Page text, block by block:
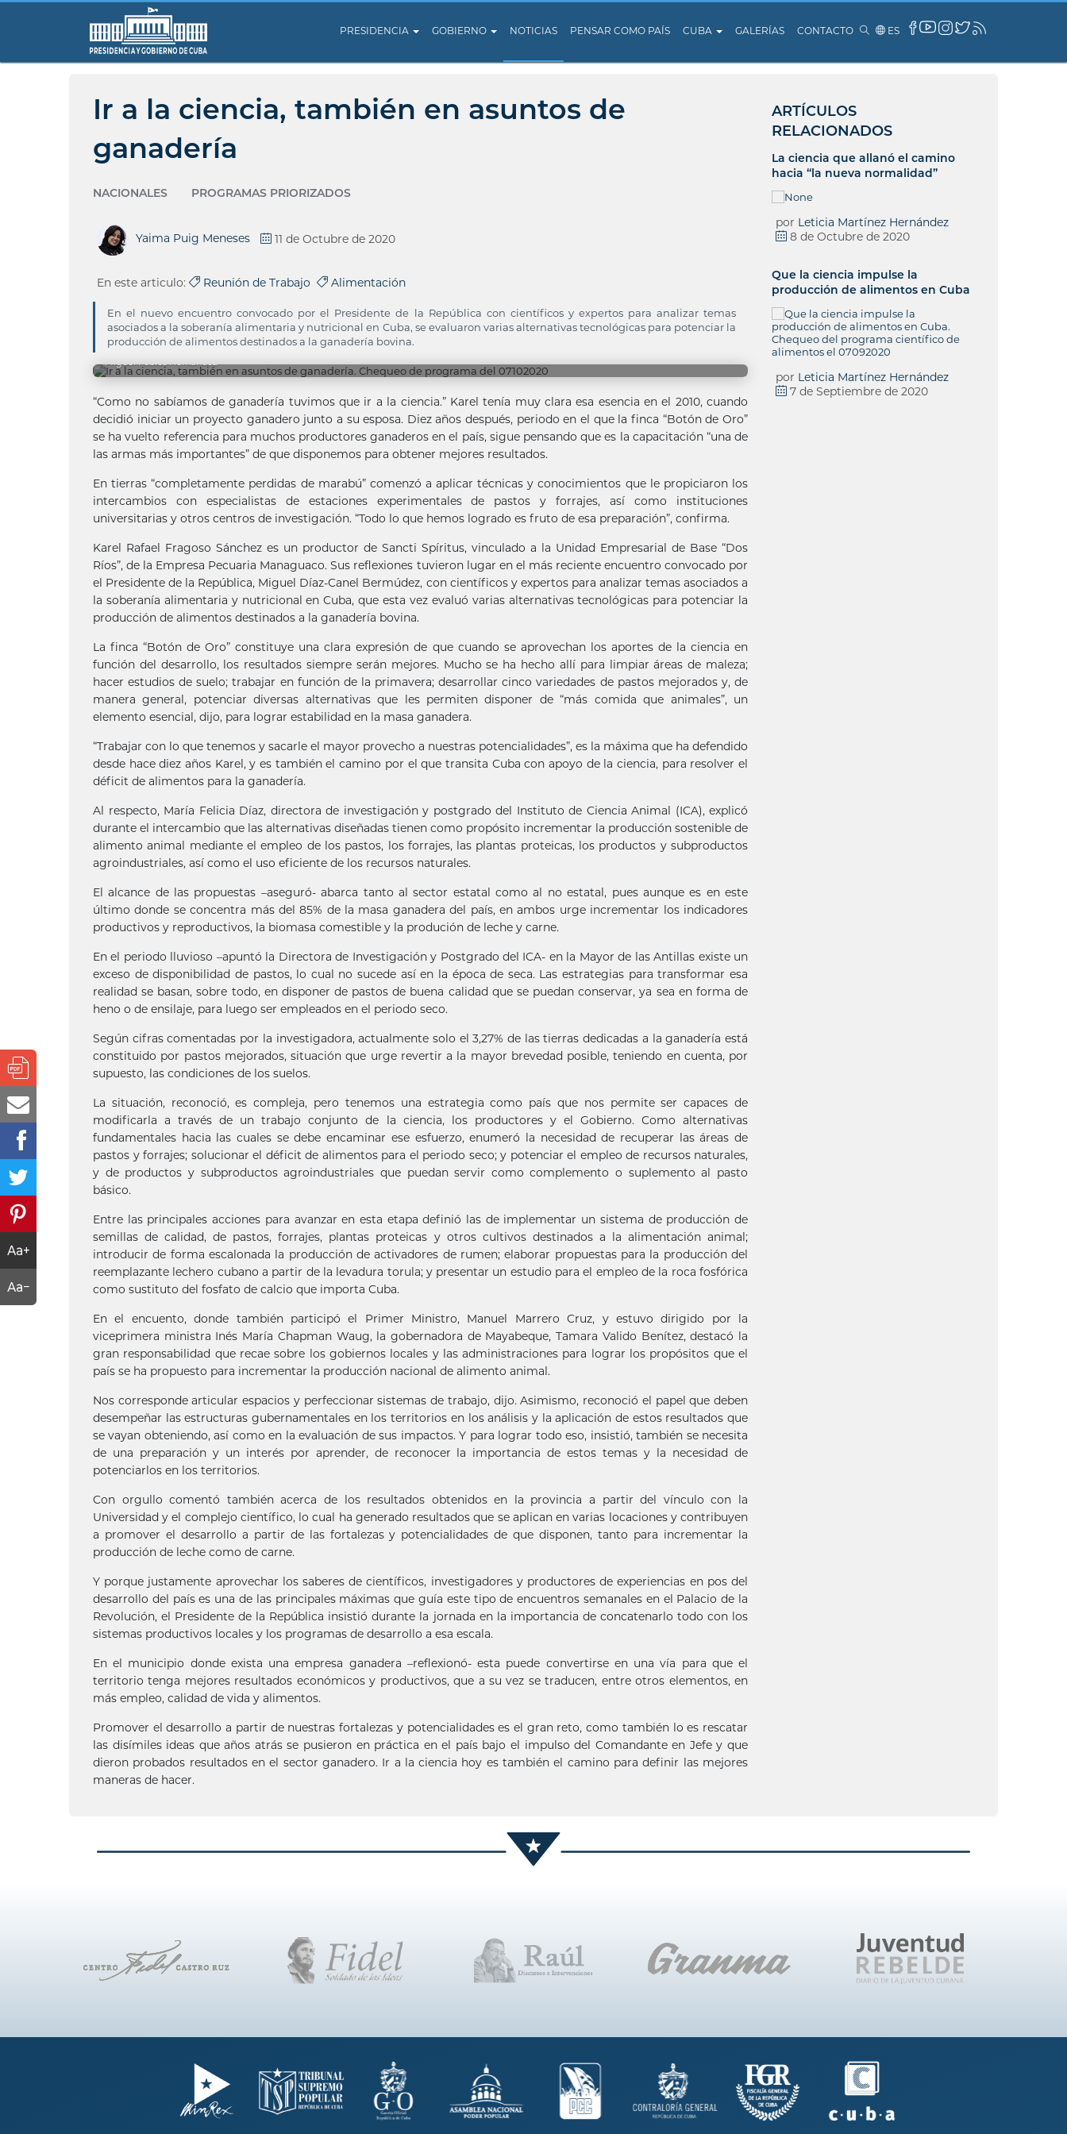
PRESIDENCIA GOBIERNO NOTICIAS PENSAR COMO PAÍS CUBA GALERÍAS CONTACTO ES
Ir a la ciencia, también en asuntos de
ganadería
NACIONALES PROGRAMAS PRIORIZADOS
Yaima Puig Meneses 11 de Octubre de 2020
En este articulo: Reunión de Trabajo Alimentación
En el nuevo encuentro convocado por el Presidente de la República con científicos y expertos para analizar temas
asociados a la soberanía alimentaria y nutricional en Cuba, se evaluaron varias alternativas tecnológicas para potenciar la
producción de alimentos destinados a la ganadería bovina.
Miguel Febles Hernández
“Como no sabíamos de ganadería tuvimos que ir a la ciencia.” Karel tenía muy clara esa esencia en el 2010, cuando
decidió iniciar un proyecto ganadero junto a su esposa. Diez años después, periodo en el que la finca “Botón de Oro”
se ha vuelto referencia para muchos productores ganaderos en el país, sigue pensando que es la capacitación “una de
las armas más importantes” de que disponemos para obtener mejores resultados.
En tierras “completamente perdidas de marabú” comenzó a aplicar técnicas y conocimientos que le propiciaron los
intercambios con especialistas de estaciones experimentales de pastos y forrajes, así como instituciones
universitarias y otros centros de investigación. “Todo lo que hemos logrado es fruto de esa preparación”, confirma.
Karel Rafael Fragoso Sánchez es un productor de Sancti Spíritus, vinculado a la Unidad Empresarial de Base “Dos
Ríos”, de la Empresa Pecuaria Managuaco. Sus reflexiones tuvieron lugar en el más reciente encuentro convocado por
el Presidente de la República, Miguel Díaz-Canel Bermúdez, con científicos y expertos para analizar temas asociados a
la soberanía alimentaria y nutricional en Cuba, que esta vez evaluó varias alternativas tecnológicas para potenciar la
producción de alimentos destinados a la ganadería bovina.
La finca “Botón de Oro” constituye una clara expresión de que cuando se aprovechan los aportes de la ciencia en
función del desarrollo, los resultados siempre serán mejores. Mucho se ha hecho allí para limpiar áreas de maleza;
hacer estudios de suelo; trabajar en función de la primavera; desarrollar cinco variedades de pastos mejorados y, de
manera general, potenciar diversas alternativas que les permiten disponer de “más comida que animales”, un
elemento esencial, dijo, para lograr estabilidad en la masa ganadera.
“Trabajar con lo que tenemos y sacarle el mayor provecho a nuestras potencialidades”, es la máxima que ha defendido
desde hace diez años Karel, y es también el camino por el que transita Cuba con apoyo de la ciencia, para resolver el
déficit de alimentos para la ganadería.
Al respecto, María Felicia Díaz, directora de investigación y postgrado del Instituto de Ciencia Animal (ICA), explicó
durante el intercambio que las alternativas diseñadas tienen como propósito incrementar la producción sostenible de
alimento animal mediante el empleo de los pastos, los forrajes, las plantas proteicas, los productos y subproductos
agroindustriales, así como el uso eficiente de los recursos naturales.
El alcance de las propuestas –aseguró- abarca tanto al sector estatal como al no estatal, pues aunque es en este
último donde se concentra más del 85% de la masa ganadera del país, en ambos urge incrementar los indicadores
productivos y reproductivos, la biomasa comestible y la produción de leche y carne.
En el periodo lluvioso –apuntó la Directora de Investigación y Postgrado del ICA- en la Mayor de las Antillas existe un
exceso de disponibilidad de pastos, lo cual no sucede así en la época de seca. Las estrategias para transformar esa
realidad se basan, sobre todo, en disponer de pastos de buena calidad que se puedan conservar, ya sea en forma de
heno o de ensilaje, para luego ser empleados en el periodo seco.
Según cifras comentadas por la investigadora, actualmente solo el 3,27% de las tierras dedicadas a la ganadería está
constituido por pastos mejorados, situación que urge revertir a la mayor brevedad posible, teniendo en cuenta, por
supuesto, las condiciones de los suelos.
La situación, reconoció, es compleja, pero tenemos una estrategia como país que nos permite ser capaces de
modificarla a través de un trabajo conjunto de la ciencia, los productores y el Gobierno. Como alternativas
fundamentales hacia las cuales se debe encaminar ese esfuerzo, enumeró la necesidad de recuperar las áreas de
pastos y forrajes; solucionar el déficit de alimentos para el periodo seco; y potenciar el empleo de recursos naturales,
y de productos y subproductos agroindustriales que puedan servir como complemento o suplemento al pasto
básico.
Entre las principales acciones para avanzar en esta etapa definió las de implementar un sistema de producción de
semillas de calidad, de pastos, forrajes, plantas proteicas y otros cultivos destinados a la alimentación animal;
introducir de forma escalonada la producción de activadores de rumen; elaborar propuestas para la producción del
reemplazante lechero cubano a partir de la levadura torula; y presentar un estudio para el empleo de la roca fosfórica
como sustituto del fosfato de calcio que importa Cuba.
En el encuento, donde también participó el Primer Ministro, Manuel Marrero Cruz, y estuvo dirigido por la
viceprimera ministra Inés María Chapman Waug, la gobernadora de Mayabeque, Tamara Valido Benítez, destacó la
gran responsabilidad que recae sobre los gobiernos locales y las administraciones para lograr los propósitos que el
país se ha propuesto para incrementar la producción nacional de alimento animal.
Nos corresponde articular espacios y perfeccionar sistemas de trabajo, dijo. Asimismo, reconoció el papel que deben
desempeñar las estructuras gubernamentales en los territorios en los análisis y la aplicación de estos resultados que
se vayan obteniendo, así como en la evaluación de sus impactos. Y para lograr todo eso, insistió, también se necesita
de una preparación y un interés por aprender, de reconocer la importancia de estos temas y la necesidad de
potenciarlos en los territorios.
Con orgullo comentó también acerca de los resultados obtenidos en la provincia a partir del vínculo con la
Universidad y el complejo científico, lo cual ha generado resultados que se aplican en varias locaciones y contribuyen
a promover el desarrollo a partir de las fortalezas y potencialidades de que disponen, tanto para incrementar la
producción de leche como de carne.
Y porque justamente aprovechar los saberes de científicos, investigadores y productores de experiencias en pos del
desarrollo del país es una de las principales máximas que guía este tipo de encuentros semanales en el Palacio de la
Revolución, el Presidente de la República insistió durante la jornada en la importancia de concatenarlo todo con los
sistemas productivos locales y los programas de desarrollo a esa escala.
En el municipio donde exista una empresa ganadera –reflexionó- esta puede convertirse en una vía para que el
territorio tenga mejores resultados económicos y productivos, que a su vez se traducen, entre otros elementos, en
más empleo, calidad de vida y alimentos.
Promover el desarrollo a partir de nuestras fortalezas y potencialidades es el gran reto, como también lo es rescatar
las disímiles ideas que años atrás se pusieron en práctica en el país bajo el impulso del Comandante en Jefe y que
dieron probados resultados en el sector ganadero. Ir a la ciencia hoy es también el camino para definir las mejores
maneras de hacer.
ARTÍCULOS
RELACIONADOS
La ciencia que allanó el camino
hacia “la nueva normalidad”
por Leticia Martínez Hernández
8 de Octubre de 2020
Que la ciencia impulse la
producción de alimentos en Cuba
por Leticia Martínez Hernández
7 de Septiembre de 2020